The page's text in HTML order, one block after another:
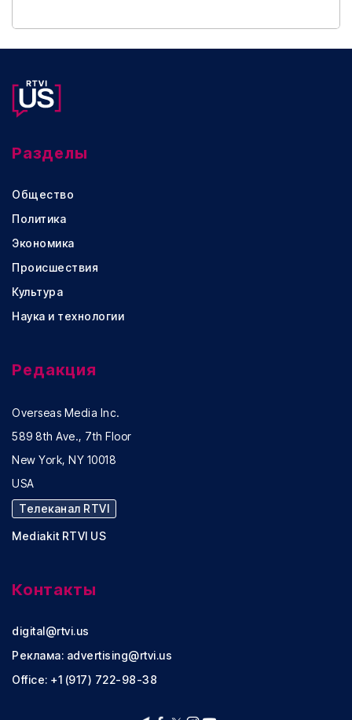
Разделы
Общество
Политика
Экономика
Происшествия
Культура
Наука и технологии
Редакция
Overseas Media Inc.
589 8th Ave., 7th Floor
New York, NY 10018
USA
Телеканал RTVI
Mediakit RTVI US
Контакты
digital@rtvi.us
Реклама: advertising@rtvi.us
Office: +1 (917) 722-98-38